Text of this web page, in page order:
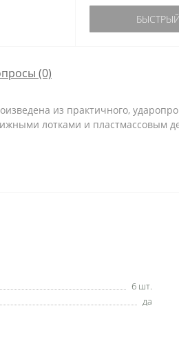
(0)
из практичного,
лотками и пластмассовым
6 шт.
да